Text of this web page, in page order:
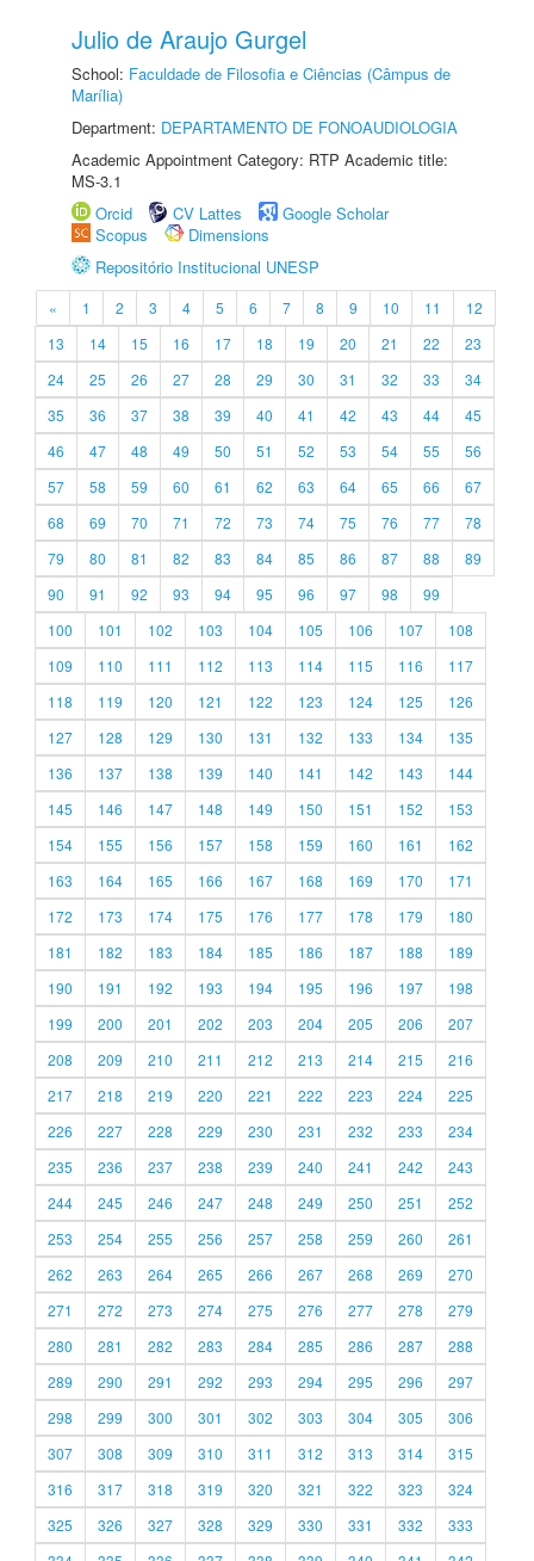
Julio de Araujo Gurgel
School: Faculdade de Filosofia e Ciências (Câmpus de
Marília)
Department: DEPARTAMENTO DE FONOAUDIOLOGIA
Academic Appointment Category: RTP Academic title:
MS-3.1
Orcid
CV Lattes
Google Scholar
Scopus
Dimensions
Repositório Institucional UNESP
« 1 2 3 4 5 6 7 8 9 10 11
12
13
14 15 16 17 18 19 20 21 22
23
24
25 26 27 28 29 30 31 32 33
34
35
36 37 38 39 40 41 42 43 44
45
46
47 48 49 50 51 52 53 54 55
56
57
58 59 60 61 62 63 64 65 66
67
68
69 70 71 72 73 74 75 76 77
78
79
80 81 82 83 84 85 86 87 88
89
90
91 92 93 94 95 96 97 98
99
100
101 102 103 104 105 106 107
108
109
110 111 112 113 114 115 116
117
118
119 120 121 122 123 124 125
126
127
128 129 130 131 132 133 134
135
136
137 138 139 140 141 142 143
144
145
146 147 148 149 150 151 152
153
154
155 156 157 158 159 160 161
162
163
164 165 166 167 168 169 170
171
172
173 174 175 176 177 178 179
180
181
182 183 184 185 186 187 188
189
190
191 192 193 194 195 196 197
198
199
200 201 202 203 204 205 206
207
208
209 210 211 212 213 214 215
216
217
218 219 220 221 222 223 224
225
226
227 228 229 230 231 232 233
234
235
236 237 238 239 240 241 242
243
244
245 246 247 248 249 250 251
252
253
254 255 256 257 258 259 260
261
262
263 264 265 266 267 268 269
270
271
272 273 274 275 276 277 278
279
280
281 282 283 284 285 286 287
288
289
290 291 292 293 294 295 296
297
298
299 300 301 302 303 304 305
306
307
308 309 310 311 312 313 314
315
316
317 318 319 320 321 322 323
324
325
326 327 328 329 330 331 332
333